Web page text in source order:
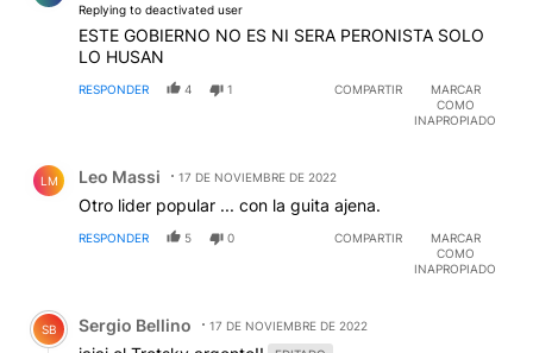
Replying to deactivated user
ESTE GOBIERNO NO ES NI SERA PERONISTA SOLO
LO HUSAN
RESPONDER 4 1 COMPARTIR
MARCAR
COMO
INAPROPIADO
LM Leo Massi 17 DE NOVIEMBRE DE 2022
Otro lider popular ... con la guita ajena.
RESPONDER 5 0 COMPARTIR
MARCAR
COMO
INAPROPIADO
Comentario de Sergio Bellino.
SB Sergio Bellino 17 DE NOVIEMBRE DE 2022